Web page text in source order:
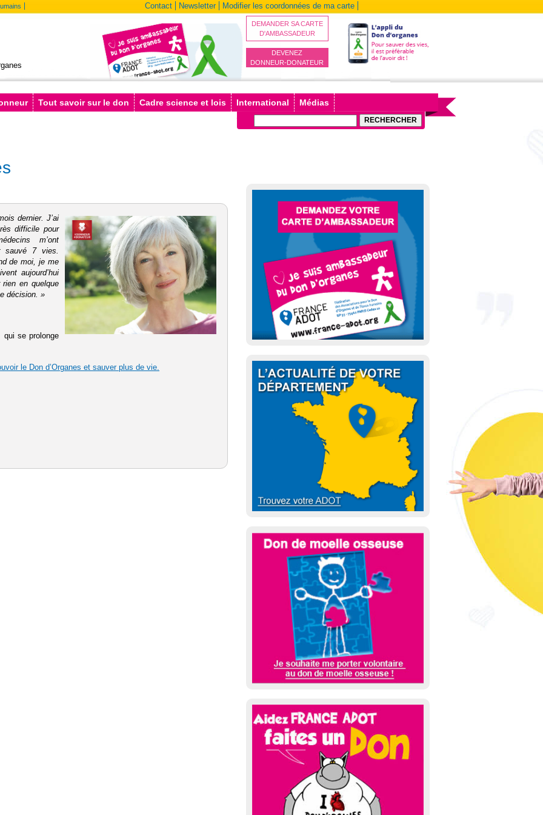
Contact Newsletter Modifier les coordonnées de ma carte
DEMANDER SA CARTE
D'AMBASSADEUR
DEVENEZ
DONNEUR-DONATEUR
Tout savoir sur le don Cadre science et lois International Médias
dernier. J’ai
difficile pour
m’ont
sauvé 7 vies.
de moi, je me
aujourd’hui
en quelque
décision. »
qui se prolonge
le Don d’Organes et sauver plus de vie.